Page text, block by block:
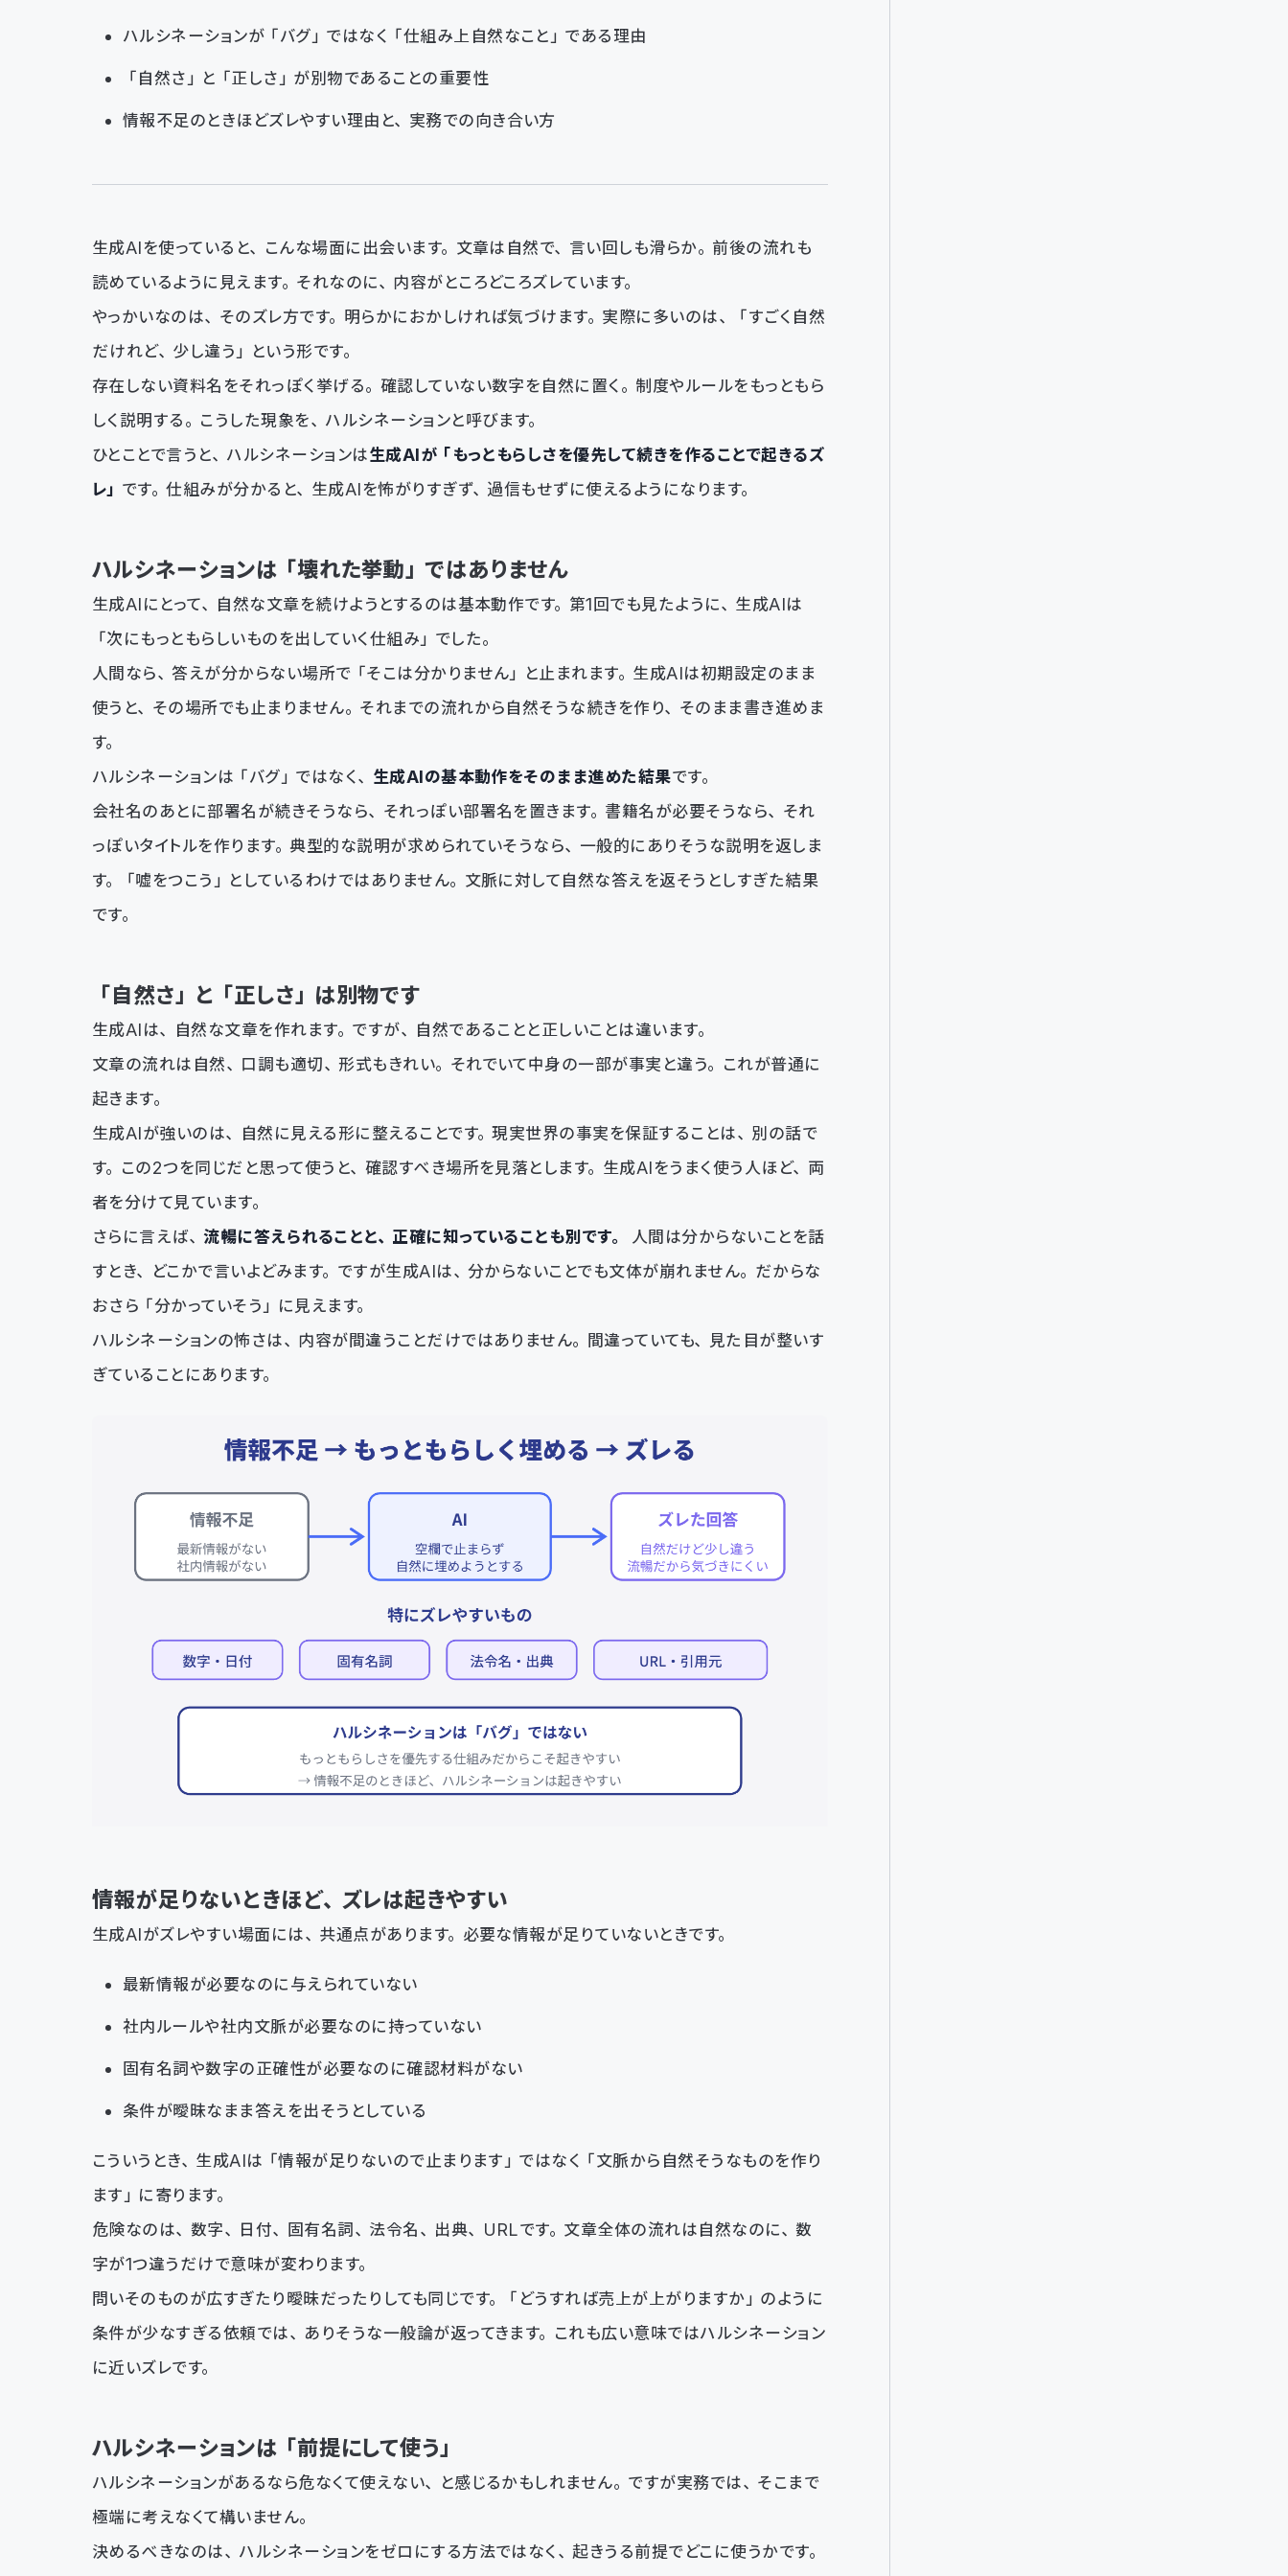
ハルシネーションが「バグ」ではなく「仕組み上自然なこと」である理由
「自然さ」と「正しさ」が別物であることの重要性
情報不足のときほどズレやすい理由と、実務での向き合い方
生成AIを使っていると、こんな場面に出会います。文章は自然で、言い回しも滑らか。前後の流れも
読めているように見えます。それなのに、内容がところどころズレています。
やっかいなのは、そのズレ方です。明らかにおかしければ気づけます。実際に多いのは、「すごく自然
だけれど、少し違う」という形です。
存在しない資料名をそれっぽく挙げる。確認していない数字を自然に置く。制度やルールをもっともら
しく説明する。こうした現象を、ハルシネーションと呼びます。
ひとことで言うと、ハルシネーションは生成AIが「もっともらしさを優先して続きを作ることで起きるズ
レ」 です。仕組みが分かると、生成AIを怖がりすぎず、過信もせずに使えるようになります。
ハルシネーションは「壊れた挙動」ではありません
生成AIにとって、自然な文章を続けようとするのは基本動作です。第1回でも見たように、生成AIは
「次にもっともらしいものを出していく仕組み」でした。
人間なら、答えが分からない場所で「そこは分かりません」と止まれます。生成AIは初期設定のまま
使うと、その場所でも止まりません。それまでの流れから自然そうな続きを作り、そのまま書き進めま
す。
ハルシネーションは「バグ」ではなく、 生成AIの基本動作をそのまま進めた結果です。
会社名のあとに部署名が続きそうなら、それっぽい部署名を置きます。書籍名が必要そうなら、それ
っぽいタイトルを作ります。典型的な説明が求められていそうなら、一般的にありそうな説明を返しま
す。「嘘をつこう」としているわけではありません。文脈に対して自然な答えを返そうとしすぎた結果
です。
「自然さ」と「正しさ」は別物です
生成AIは、自然な文章を作れます。ですが、自然であることと正しいことは違います。
文章の流れは自然、口調も適切、形式もきれい。それでいて中身の一部が事実と違う。これが普通に
起きます。
生成AIが強いのは、自然に見える形に整えることです。現実世界の事実を保証することは、別の話で
す。この2つを同じだと思って使うと、確認すべき場所を見落とします。生成AIをうまく使う人ほど、両
者を分けて見ています。
さらに言えば、流暢に答えられることと、正確に知っていることも別です。
人間は分からないことを話
すとき、どこかで言いよどみます。ですが生成AIは、分からないことでも文体が崩れません。だからな
おさら「分かっていそう」に見えます。
ハルシネーションの怖さは、内容が間違うことだけではありません。間違っていても、見た目が整いす
ぎていることにあります。
情報が足りないときほど、ズレは起きやすい
生成AIがズレやすい場面には、共通点があります。必要な情報が足りていないときです。
最新情報が必要なのに与えられていない
社内ルールや社内文脈が必要なのに持っていない
固有名詞や数字の正確性が必要なのに確認材料がない
条件が曖昧なまま答えを出そうとしている
こういうとき、生成AIは「情報が足りないので止まります」ではなく「文脈から自然そうなものを作り
ます」に寄ります。
危険なのは、数字、日付、固有名詞、法令名、出典、URLです。文章全体の流れは自然なのに、数
字が1つ違うだけで意味が変わります。
問いそのものが広すぎたり曖昧だったりしても同じです。「どうすれば売上が上がりますか」のように
条件が少なすぎる依頼では、ありそうな一般論が返ってきます。これも広い意味ではハルシネーション
に近いズレです。
ハルシネーションは「前提にして使う」
ハルシネーションがあるなら危なくて使えない、と感じるかもしれません。ですが実務では、そこまで
極端に考えなくて構いません。
決めるべきなのは、ハルシネーションをゼロにする方法ではなく、起きうる前提でどこに使うかです。